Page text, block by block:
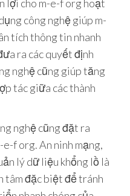
lợi cho m-e-f org hoạt
công nghệ giúp m-
tích thông tin nhanh
ra các quyết định
nghệ cũng giúp tăng
tác giữa các thành
nghệ cũng đặt ra
f org. An ninh mạng,
lý dữ liệu khổng lồ là
tâm đặc biệt để tránh